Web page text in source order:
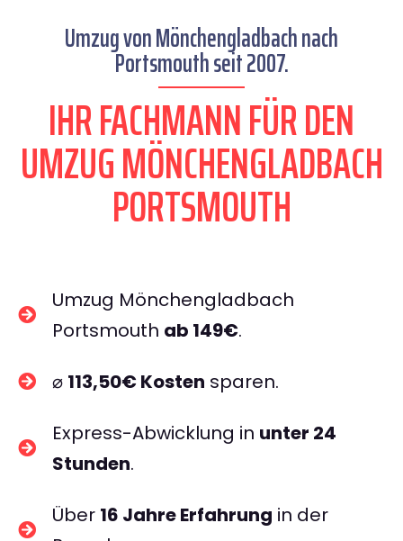
Umzug von Mönchengladbach nach
Portsmouth seit 2007.
IHR FACHMANN FÜR DEN
UMZUG MÖNCHENGLADBACH
PORTSMOUTH
Umzug Mönchengladbach
Portsmouth ab 149€.
⌀ 113,50€ Kosten sparen.
Express-Abwicklung in unter 24
Stunden.
Über 16 Jahre Erfahrung in der